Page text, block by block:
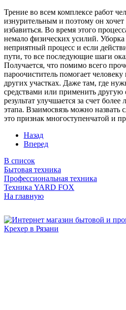
Трение во всем комплексе работ
изнурительным и поэтому он хочет
избавиться. Во время этого
немало физических усилий. Уборка
неприятный процесс и если
пути, то все последующие шаги
Получается, что помимо всего
пароочиститель помогает
других участках. Даже там, где
средствами или применить другую
результат улучшается за счет
этапа. Взаимосвязь можно назвать
это признак многоступенчатой и
Назад
Вперед
В список
Бытовая техника
Профессиональная техника
Техника YARD FOX
На главную